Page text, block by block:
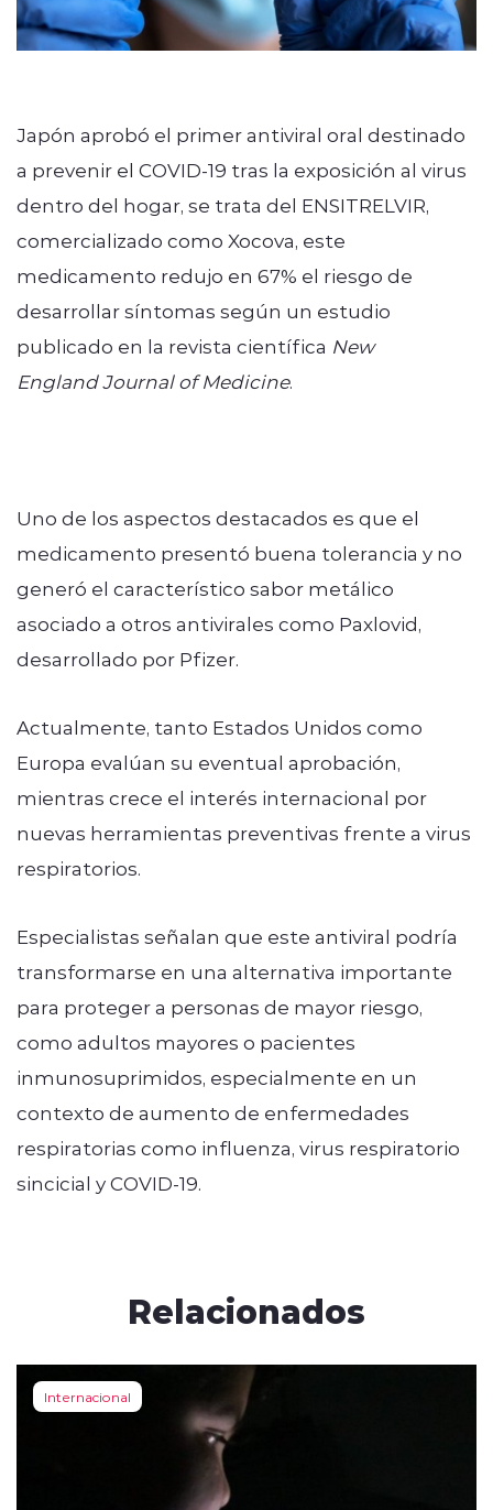
Japón aprobó el primer antiviral oral destinado
a prevenir el COVID-19 tras la exposición al virus
dentro del hogar, se trata del ENSITRELVIR,
comercializado como Xocova, este
medicamento redujo en 67% el riesgo de
desarrollar síntomas según un estudio
publicado en la revista científica New
England Journal of Medicine.
Uno de los aspectos destacados es que el
medicamento presentó buena tolerancia y no
generó el característico sabor metálico
asociado a otros antivirales como Paxlovid,
desarrollado por Pfizer.
Actualmente, tanto Estados Unidos como
Europa evalúan su eventual aprobación,
mientras crece el interés internacional por
nuevas herramientas preventivas frente a virus
respiratorios.
Especialistas señalan que este antiviral podría
transformarse en una alternativa importante
para proteger a personas de mayor riesgo,
como adultos mayores o pacientes
inmunosuprimidos, especialmente en un
contexto de aumento de enfermedades
respiratorias como influenza, virus respiratorio
sincicial y COVID-19.
Relacionados
Internacional